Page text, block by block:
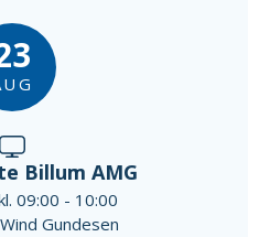
Billum AMG
09:00 - 10:00
Gundesen